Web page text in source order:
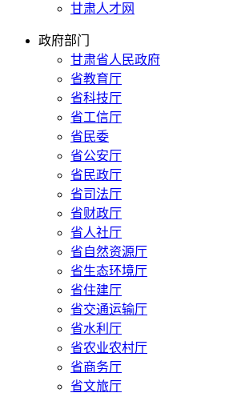
甘肃人才网
政府部门
甘肃省人民政府
省教育厅
省科技厅
省工信厅
省民委
省公安厅
省民政厅
省司法厅
省财政厅
省人社厅
省自然资源厅
省生态环境厅
省住建厅
省交通运输厅
省水利厅
省农业农村厅
省商务厅
省文旅厅